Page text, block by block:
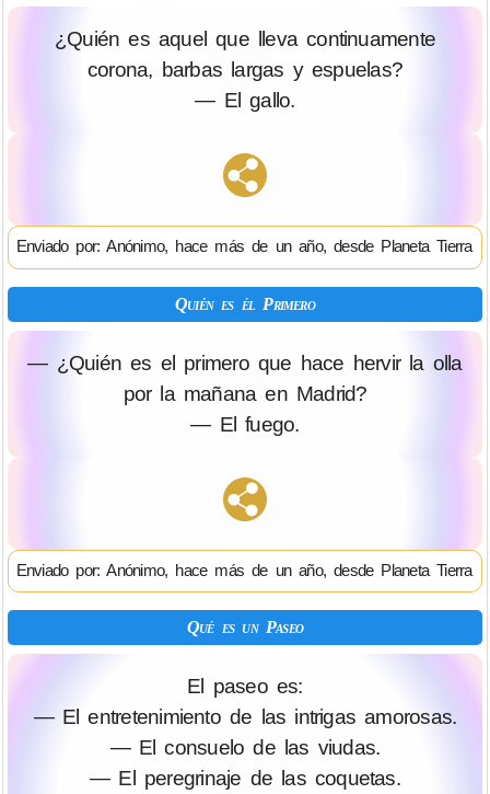
¿Quién es aquel que lleva continuamente
corona, barbas largas y espuelas?
— El gallo.
Enviado por: Anónimo, hace más de un año, desde Planeta Tierra
Quién es él Primero
— ¿Quién es el primero que hace hervir la olla
por la mañana en Madrid?
— El fuego.
Enviado por: Anónimo, hace más de un año, desde Planeta Tierra
Qué es un Paseo
El paseo es:
— El entretenimiento de las intrigas amorosas.
— El consuelo de las viudas.
— El peregrinaje de las coquetas.